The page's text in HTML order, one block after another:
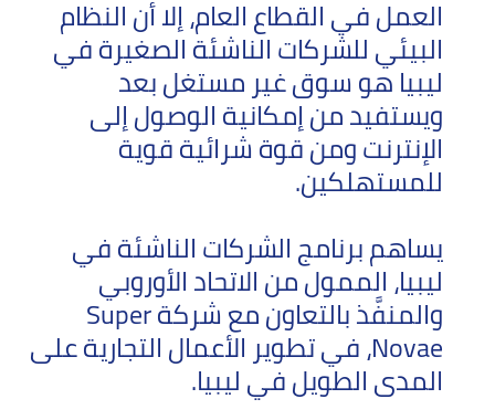
العمل في القطاع العام، إلا أن النظام
البيئي للشركات الناشئة الصغيرة في
ليبيا هو سوق غير مستغل بعد
ويستفيد من إمكانية الوصول إلى
الإنترنت ومن قوة شرائية قوية
للمستهلكين.
يساهم برنامج الشركات الناشئة في
ليبيا، الممول من الاتحاد الأوروبي
والمنفَّذ بالتعاون مع شركة Super
Novae، في تطوير الأعمال التجارية على
المدى الطويل في ليبيا.